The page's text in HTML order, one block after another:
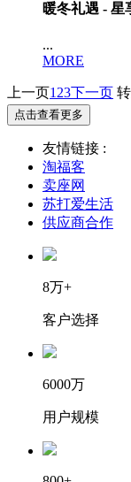
暖冬礼遇 - 星
...
MORE
上一页 123 下一页
点击查看更多
友情链接 :
淘福客
卖座网
苏打爱生活
供应商合作
8万+
客户选择
6000万
用户规模